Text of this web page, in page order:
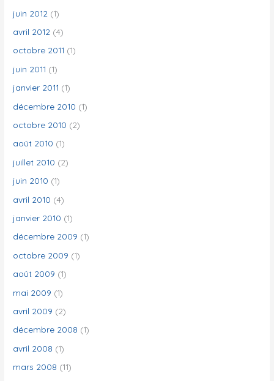
juin 2012 (1)
avril 2012 (4)
octobre 2011 (1)
juin 2011 (1)
janvier 2011 (1)
décembre 2010 (1)
octobre 2010 (2)
août 2010 (1)
juillet 2010 (2)
juin 2010 (1)
avril 2010 (4)
janvier 2010 (1)
décembre 2009 (1)
octobre 2009 (1)
août 2009 (1)
mai 2009 (1)
avril 2009 (2)
décembre 2008 (1)
avril 2008 (1)
mars 2008 (11)